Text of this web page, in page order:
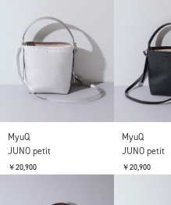
MyuQ
JUNO petit
￥20,900
MyuQ
JUNO petit
￥20,900